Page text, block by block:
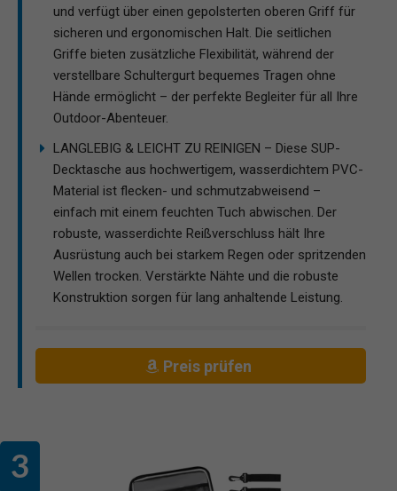
und verfügt über einen gepolsterten oberen Griff für
sicheren und ergonomischen Halt. Die seitlichen
Griffe bieten zusätzliche Flexibilität, während der
verstellbare Schultergurt bequemes Tragen ohne
Hände ermöglicht – der perfekte Begleiter für all Ihre
Outdoor-Abenteuer.
LANGLEBIG & LEICHT ZU REINIGEN – Diese SUP-
Decktasche aus hochwertigem, wasserdichtem PVC-
Material ist flecken- und schmutzabweisend –
einfach mit einem feuchten Tuch abwischen. Der
robuste, wasserdichte Reißverschluss hält Ihre
Ausrüstung auch bei starkem Regen oder spritzenden
Wellen trocken. Verstärkte Nähte und die robuste
Konstruktion sorgen für lang anhaltende Leistung.
Preis prüfen